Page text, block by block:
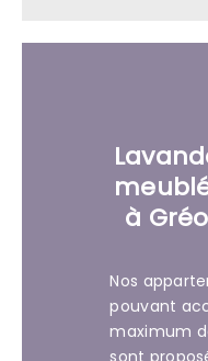
à
Nos
pouvant
maximum
sont